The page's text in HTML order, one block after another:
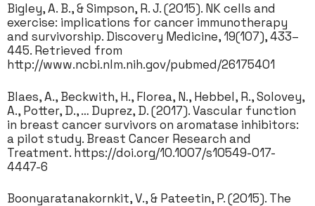
Bigley, A. B., & Simpson, R. J. (2015). NK cells and
exercise: implications for cancer immunotherapy
and survivorship. Discovery Medicine, 19(107), 433–
445. Retrieved from
http://www.ncbi.nlm.nih.gov/pubmed/26175401
Blaes, A., Beckwith, H., Florea, N., Hebbel, R., Solovey,
A., Potter, D., … Duprez, D. (2017). Vascular function
in breast cancer survivors on aromatase inhibitors:
a pilot study. Breast Cancer Research and
Treatment. https://doi.org/10.1007/s10549-017-
4447-6
Boonyaratanakornkit, V., & Pateetin, P. (2015). The